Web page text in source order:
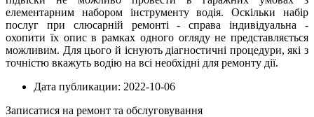
елементарним набором інструменту водія. Оскільки набір
послуг при слюсарній ремонті - справа індивідуальна -
охопити їх опис в рамках одного огляду не представляється
можливим. Для цього й існують діагностичні процедури, які з
точністю вкажуть водію на всі необхідні для ремонту дії.
Дата публикации: 2022-10-06
Записатися на ремонт та обслуговування